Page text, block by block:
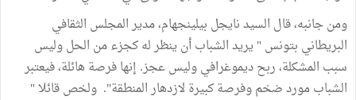
ومن جانبه، قال السيد نايجل بيلينجهام، مدير المجلس الثقافي
البريطاني بتونس " يريد الشباب أن ينظر له كجزء من الحل وليس
سبب المشكلة، ربح ديموغرافي وليس عجز. إنها فرصة هائلة، فيعتبر
الشباب مورد ضخم وفرصة كبيرة لازدهار المنطقة". ولخص قائلا "